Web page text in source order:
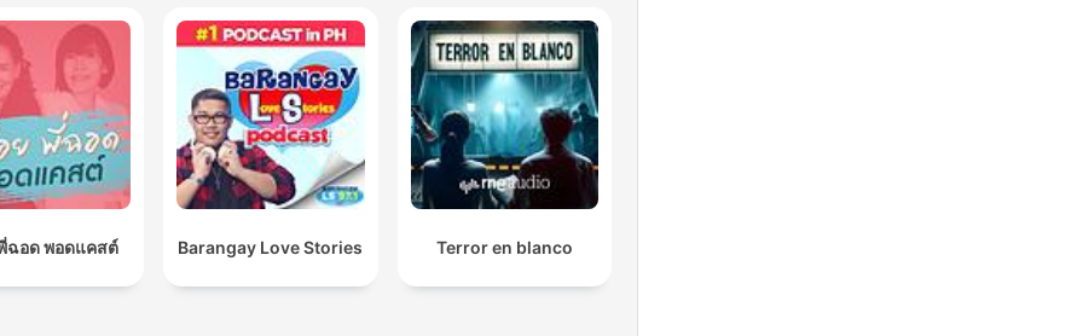
ฉอด พอดแคสต์ Barangay Love Stories Terror en blanco